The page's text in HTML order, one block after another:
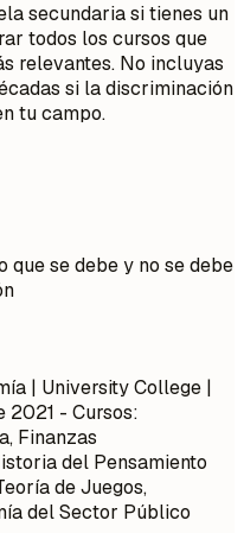
secundaria si tienes un
todos los cursos que
relevantes. No incluyas
si la discriminación
tu campo.
se debe y no se debe
| University College |
2021 - Cursos:
Finanzas
del Pensamiento
de Juegos,
del Sector Público